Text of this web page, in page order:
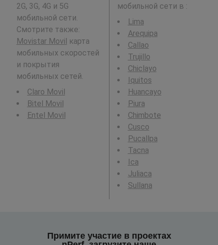
2G, 3G, 4G и 5G
мобильной сети.
Смотрите также:
Movistar Movil карта
мобильных скоростей
и покрытия
мобильных сетей.
Claro Movil
Bitel Movil
Entel Movil
мобильной сети в :
Lima
Arequipa
Callao
Trujillo
Chiclayo
Iquitos
Huancayo
Piura
Chimbote
Cusco
Pucallpa
Tacna
Ica
Juliaca
Sullana
Примите участие в проектах